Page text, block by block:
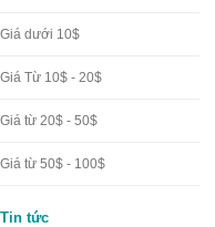
Giá dưới 10$
Giá Từ 10$ - 20$
Giá từ 20$ - 50$
Giá từ 50$ - 100$
Tin tức